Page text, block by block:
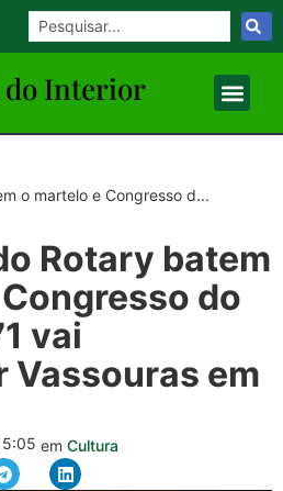
Interior
o martelo e Congresso d...
Rotary batem
do
vai
Vassouras em
em Cultura